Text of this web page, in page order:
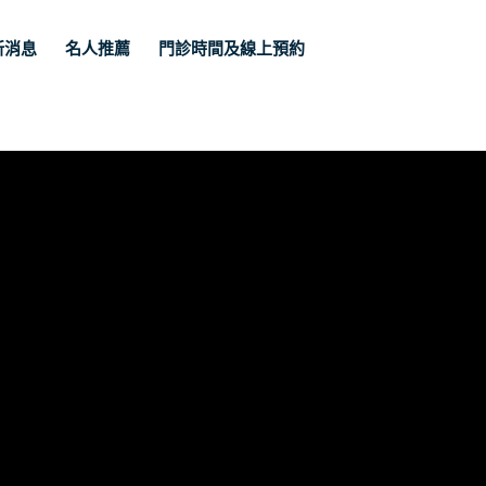
消息 名人推薦 門診時間及線上預約